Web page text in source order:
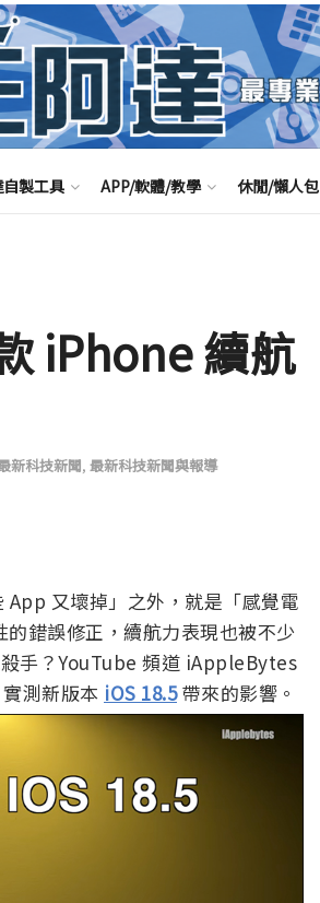
製工具 APP/軟體/教學 休閒/懶人包
iPhone 續航
新科技新聞, 最新科技新聞與報導
又壞掉」之外，就是「感覺電
的錯誤修正，續航力表現也被不少
手？YouTube 頻道 iAppleBytes
測新版本 iOS 18.5帶來的影響。